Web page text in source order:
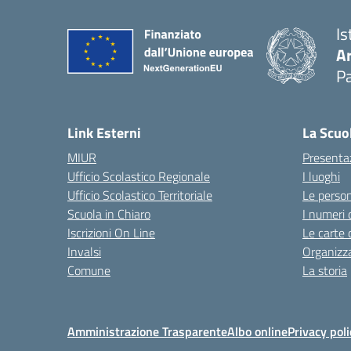
Link Esterni
MIUR
Ufficio Scolastico Regionale
Ufficio Scolastico Territoriale
Scuola in Chiaro
Iscrizioni On Line
Invalsi
Comune
La
I luoghi
Le
I numeri
Le carte
La storia
Amministrazione TrasparenteAlbo onlinePrivacy